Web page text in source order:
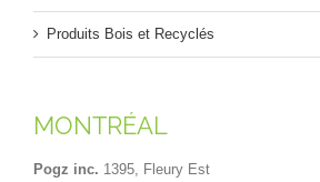
Produits Bois et Recyclés
MONTRÉAL
Pogz inc. 1395, Fleury Est